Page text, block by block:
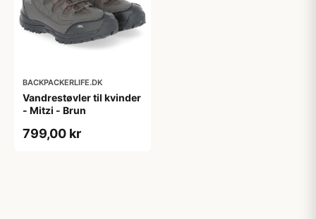
BACKPACKERLIFE.DK
Vandrestøvler til kvinder
- Mitzi - Brun
799,00 kr